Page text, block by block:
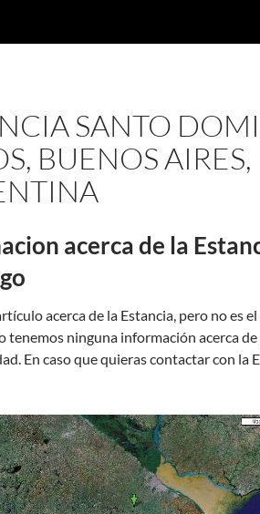
SANTO
BUENOS AIRES,
acerca de la
acerca de la Estancia, pero no es
tenemos ninguna información acerca
En caso que quieras contactar con la